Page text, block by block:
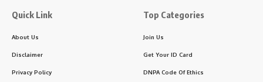
Quick Link
About Us
Disclaimer
Privacy Policy
Top Categories
Join Us
Get Your ID Card
DNPA Code Of Ethics